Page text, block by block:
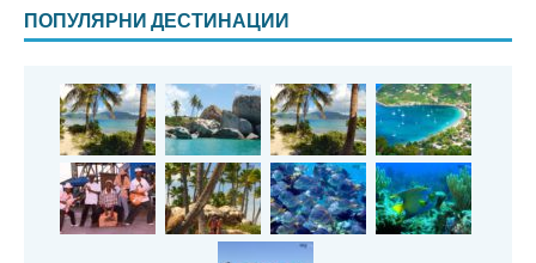
ПОПУЛЯРНИ ДЕСТИНАЦИИ